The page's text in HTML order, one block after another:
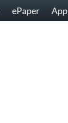
ePaper App